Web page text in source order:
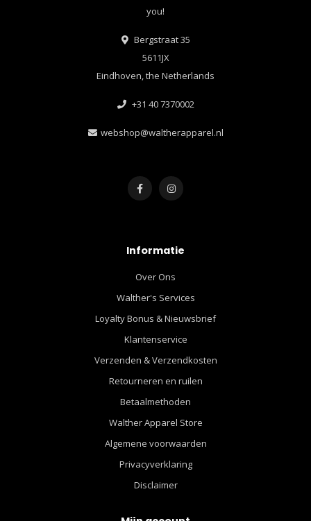
you!
Bergstraat 35
5611JX
Eindhoven, the Netherlands
+31 40 7370002
webshop@waltherapparel.nl
Informatie
Over Ons
Walther's Services
Loyalty Bonus & Nieuwsbrief
Klantenservice
Verzenden & Verzendkosten
Retourneren en ruilen
Betaalmethoden
Walther Apparel Store
Algemene voorwaarden
Privacyverklaring
Disclaimer